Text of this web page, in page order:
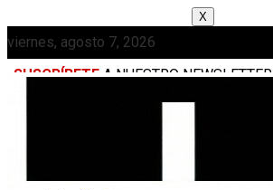
X
viernes, agosto 7, 2026
SUSCRÍBETE A NUESTRO NEWSLETTER